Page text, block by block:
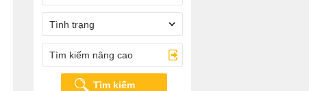
Tình trạng
Tìm kiếm nâng cao
Tìm kiếm